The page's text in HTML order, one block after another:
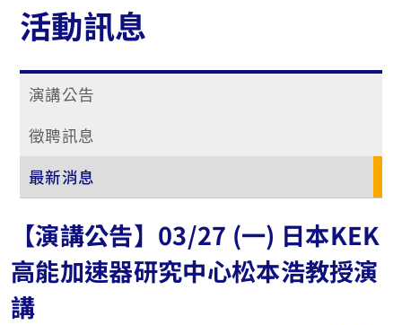
活動訊息
演講公告
徵聘訊息
最新消息
【演講公告】03/27 (一) 日本KEK
高能加速器研究中心松本浩教授演
講